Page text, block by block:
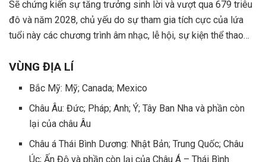
Sẽ chứng kiến sự tăng trưởng sinh lời và vượt qua 679 triêu
đô và năm 2028, chủ yếu do sự tham gia tích cực của lứa
tuổi này các chương trình âm nhạc, lễ hội, sự kiện thể thao…
VÙNG ĐỊA LÍ
Bắc Mỹ: Mỹ; Canada; Mexico
Châu Âu: Đức; Pháp; Anh; Ý; Tây Ban Nha và phần còn
lại của châu Âu
Châu á Thái Bình Dương: Nhật Bản; Trung Quốc; Châu
Úc; Ấn Độ và phần còn lại của Châu Á – Thái Bình